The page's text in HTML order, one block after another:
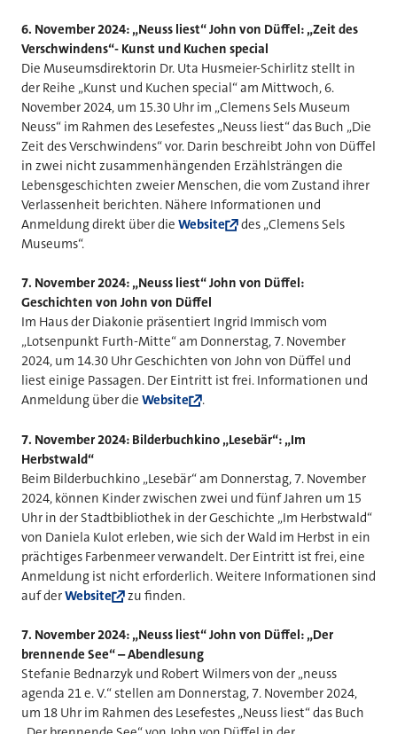
6. November 2024: „Neuss liest“ John von Düffel: „Zeit des
Verschwindens“- Kunst und Kuchen special
Die Museumsdirektorin Dr. Uta Husmeier-Schirlitz stellt in
der Reihe „Kunst und Kuchen special“ am Mittwoch, 6.
November 2024, um 15.30 Uhr im „Clemens Sels Museum
Neuss“ im Rahmen des Lesefestes „Neuss liest“ das Buch „Die
Zeit des Verschwindens“ vor. Darin beschreibt John von Düffel
in zwei nicht zusammenhängenden Erzählsträngen die
Lebensgeschichten zweier Menschen, die vom Zustand ihrer
Verlassenheit berichten. Nähere Informationen und
Anmeldung direkt über die Website
des „Clemens Sels
Museums“.
7. November 2024: „Neuss liest“ John von Düffel:
Geschichten von John von Düffel
Im Haus der Diakonie präsentiert Ingrid Immisch vom
„Lotsenpunkt Furth-Mitte“ am Donnerstag, 7. November
2024, um 14.30 Uhr Geschichten von John von Düffel und
liest einige Passagen. Der Eintritt ist frei. Informationen und
Anmeldung über die Website .
7. November 2024: Bilderbuchkino „Lesebär“: „Im
Herbstwald“
Beim Bilderbuchkino „Lesebär“ am Donnerstag, 7. November
2024, können Kinder zwischen zwei und fünf Jahren um 15
Uhr in der Stadtbibliothek in der Geschichte „Im Herbstwald“
von Daniela Kulot erleben, wie sich der Wald im Herbst in ein
prächtiges Farbenmeer verwandelt. Der Eintritt ist frei, eine
Anmeldung ist nicht erforderlich. Weitere Informationen sind
auf derWebsite zu finden.
7. November 2024: „Neuss liest“ John von Düffel: „Der
brennende See“ – Abendlesung
Stefanie Bednarzyk und Robert Wilmers von der „neuss
agenda 21 e. V.“ stellen am Donnerstag, 7. November 2024,
um 18 Uhr im Rahmen des Lesefestes „Neuss liest“ das Buch